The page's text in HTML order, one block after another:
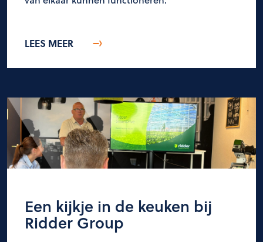
LEES MEER
Een kijkje in de keuken bij
Ridder Group